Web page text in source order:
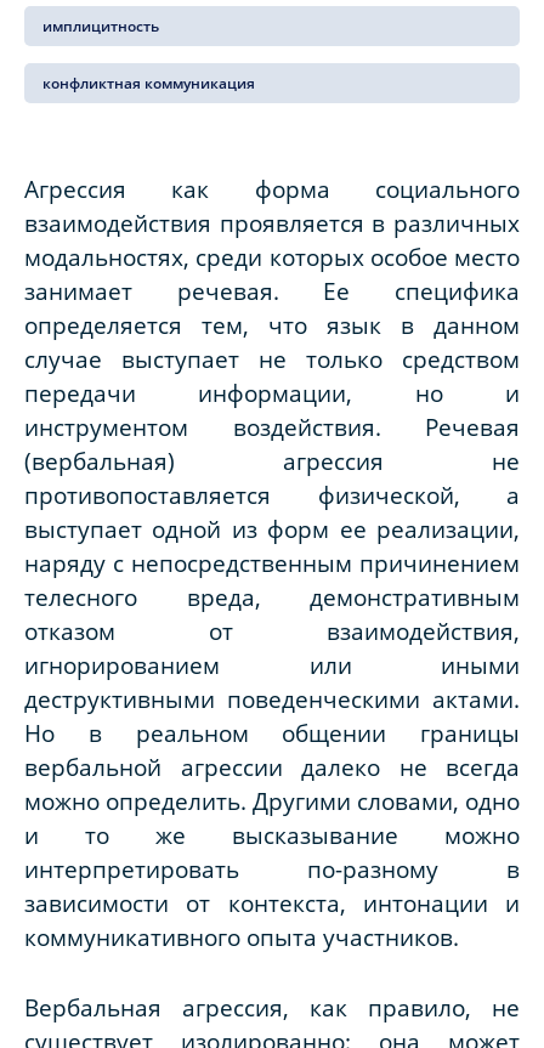
имплицитность
конфликтная коммуникация
Агрессия как форма социального
взаимодействия проявляется в различных
модальностях, среди которых особое место
занимает речевая. Ее специфика
определяется тем, что язык в данном
случае выступает не только средством
передачи информации, но и
инструментом воздействия. Речевая
(вербальная) агрессия не
противопоставляется физической, а
выступает одной из форм ее реализации,
наряду с непосредственным причинением
телесного вреда, демонстративным
отказом от взаимодействия,
игнорированием или иными
деструктивными поведенческими актами.
Но в реальном общении границы
вербальной агрессии далеко не всегда
можно определить. Другими словами, одно
и то же высказывание можно
интерпретировать по-разному в
зависимости от контекста, интонации и
коммуникативного опыта участников.
Вербальная агрессия, как правило, не
существует изолированно: она может